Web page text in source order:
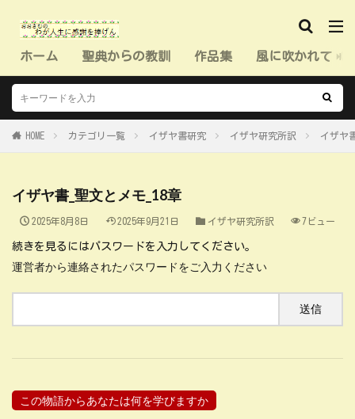
ホーム 聖典からの教訓 作品集 風に吹かれて（
HOME カテゴリ一覧 イザヤ書研究 イザヤ研究所訳 イザヤ
イザヤ書_聖文とメモ_18章
2025年8月8日 2025年9月21日 イザヤ研究所訳 7ビュー
続きを見るにはパスワードを入力してください。
運営者から連絡されたパスワードをご入力ください
この物語からあなたは何を学びますか